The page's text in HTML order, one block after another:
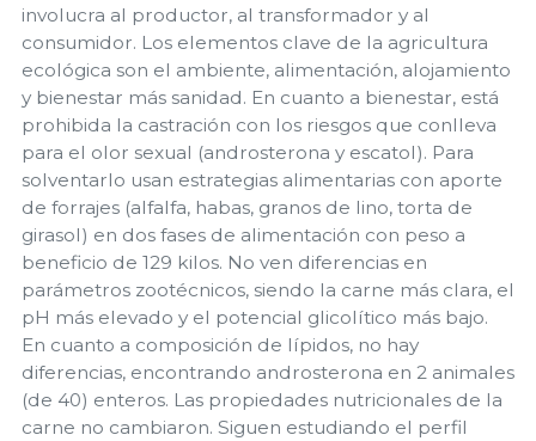
involucra al productor, al transformador y al
consumidor. Los elementos clave de la agricultura
ecológica son el ambiente, alimentación, alojamiento
y bienestar más sanidad. En cuanto a bienestar, está
prohibida la castración con los riesgos que conlleva
para el olor sexual (androsterona y escatol). Para
solventarlo usan estrategias alimentarias con aporte
de forrajes (alfalfa, habas, granos de lino, torta de
girasol) en dos fases de alimentación con peso a
beneficio de 129 kilos. No ven diferencias en
parámetros zootécnicos, siendo la carne más clara, el
pH más elevado y el potencial glicolítico más bajo.
En cuanto a composición de lípidos, no hay
diferencias, encontrando androsterona en 2 animales
(de 40) enteros. Las propiedades nutricionales de la
carne no cambiaron. Siguen estudiando el perfil